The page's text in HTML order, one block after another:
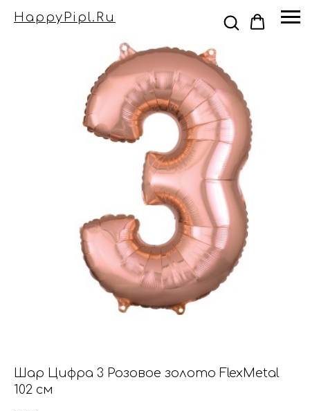
HappyPipl.ru
Шар Цифра 3 Розовое золото FlexMetal
102 см